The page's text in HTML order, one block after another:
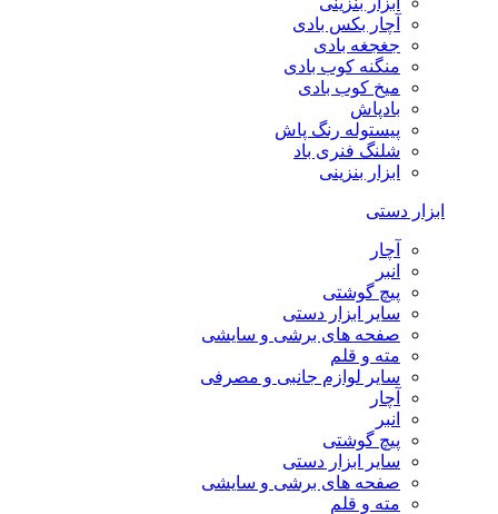
آچار بکس بادی
جغجغه بادی
منگنه کوب بادی
میخ کوب بادی
بادپاش
پیستوله رنگ پاش
شلنگ فنری باد
ابزار بنزینی
ابزار دستی
آچار
انبر
پیچ گوشتی
سایر ابزار دستی
صفحه های برشی و سایشی
مته و قلم
سایر لوازم جانبی و مصرفی
آچار
انبر
پیچ گوشتی
سایر ابزار دستی
صفحه های برشی و سایشی
مته و قلم